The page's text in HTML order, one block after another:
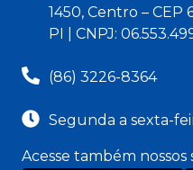
1450, Centro – CEP
PI | CNPJ:
(86) 3226-8364
Segunda a sexta-
Acesse também